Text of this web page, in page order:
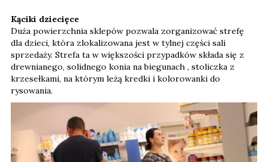
Kąciki dziecięce
Duża powierzchnia sklepów pozwala zorganizować strefę
dla dzieci, która zlokalizowana jest w tylnej części sali
sprzedaży. Strefa ta w większości przypadków składa się z
drewnianego, solidnego konia na biegunach , stoliczka z
krzesełkami, na którym leżą kredki i kolorowanki do
rysowania.